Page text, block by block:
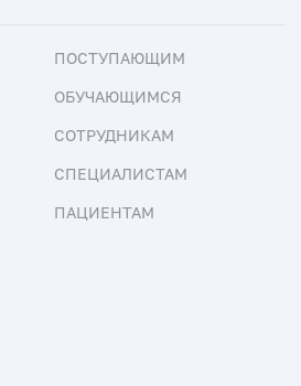
ПОСТУПАЮЩИМ
ОБУЧАЮЩИМСЯ
СОТРУДНИКАМ
СПЕЦИАЛИСТАМ
ПАЦИЕНТАМ